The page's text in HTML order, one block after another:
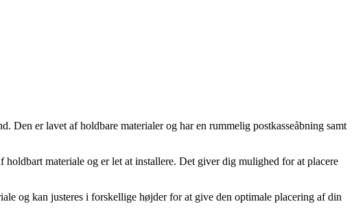
Den er lavet af holdbare materialer og har en rummelig postkasseåbning samt
materiale og er let at installere. Det giver dig mulighed for at placere
og kan justeres i forskellige højder for at give den optimale placering af din